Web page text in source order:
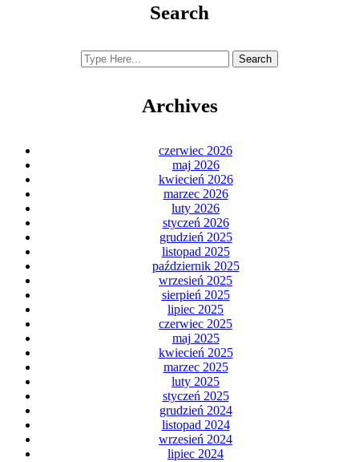
Search
Archives
czerwiec 2026
maj 2026
kwiecień 2026
marzec 2026
luty 2026
styczeń 2026
grudzień 2025
listopad 2025
październik 2025
wrzesień 2025
sierpień 2025
lipiec 2025
czerwiec 2025
maj 2025
kwiecień 2025
marzec 2025
luty 2025
styczeń 2025
grudzień 2024
listopad 2024
wrzesień 2024
lipiec 2024